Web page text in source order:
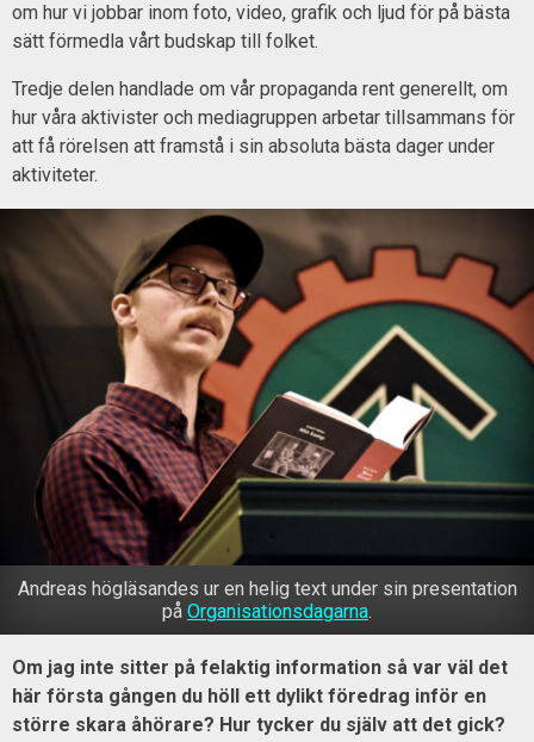
om hur vi jobbar inom foto, video, grafik och ljud för på bästa
sätt förmedla vårt budskap till folket.
Tredje delen handlade om vår propaganda rent generellt, om
hur våra aktivister och mediagruppen arbetar tillsammans för
att få rörelsen att framstå i sin absoluta bästa dager under
aktiviteter.
Andreas högläsandes ur en helig text under sin presentation
på Organisationsdagarna.
Om jag inte sitter på felaktig information så var väl det
här första gången du höll ett dylikt föredrag inför en
större skara åhörare? Hur tycker du själv att det gick?